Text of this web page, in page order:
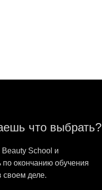
что выбрать?
School и
по окончанию обучения
своем деле.